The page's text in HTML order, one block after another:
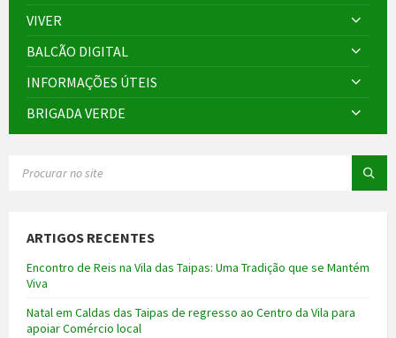
VIVER
BALCÃO DIGITAL
INFORMAÇÕES ÚTEIS
BRIGADA VERDE
ARTIGOS RECENTES
Encontro de Reis na Vila das Taipas: Uma Tradição que se Mantém
Viva
Natal em Caldas das Taipas de regresso ao Centro da Vila para
apoiar Comércio local